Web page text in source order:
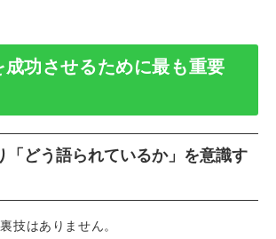
功させるために最も重要
「どう語られているか」を意識す
技はありません。